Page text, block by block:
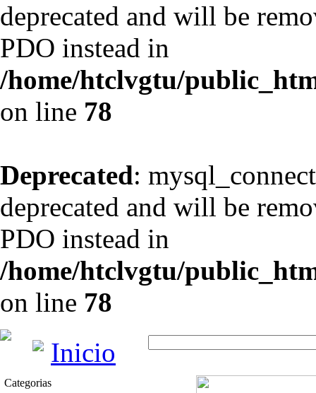
deprecated and will be
PDO instead in
/home/htclvgtu/
on line 78
Deprecated:
deprecated and will be
PDO instead in
/home/htclvgtu/
on line 78
Inicio
Categorias